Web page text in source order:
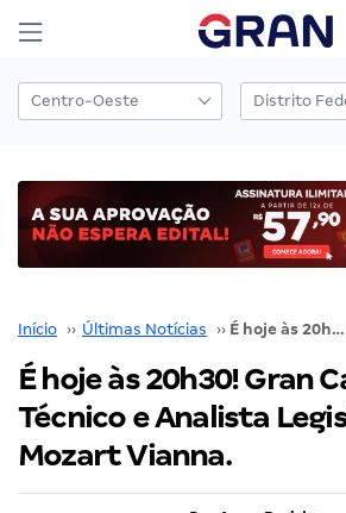
Início ›› Últimas Notícias ›› É hoje às 20h30! Gran Carreiras: Técnico e Analista Legislativo com Mozart Vianna.
É hoje às 20h30! Gran
Técnico e Analista
Mozart Vianna.